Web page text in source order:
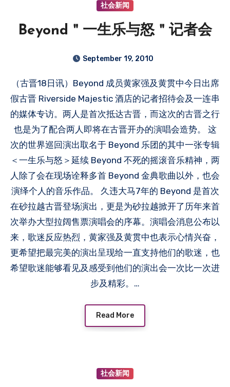
社会新闻
Beyond＂一生乐与怒＂记者会
September 19, 2010
（古晋18日讯）Beyond 成员黄家强及黄贯中今日出席
假古晋 Riverside Majestic 酒店的记者招待会及一连串
的媒体专访。两人是首次抵达古晋，而这次的古晋之行
也是为了配合两人即将在古晋开办的演唱会造势。 这
次的世界巡回演出取名于 Beyond 乐团的其中一张专辑
＜一生乐与怒＞延续 Beyond 不死的摇滚音乐精神，两
人除了会在现场诠释多首 Beyond 金典歌曲以外，也会
演绎个人的音乐作品。 久违大马7年的 Beyond 是首次
在砂拉越古晋登场演出，更是为砂拉越掀开了历年来首
次举办大型拉阔售票演唱会的序幕。演唱会消息公布以
来，歌迷反应热烈，黄家强及黄贯中也表示心情兴奋，
更希望把最完美的演出呈现给一直支持他们的歌迷，也
希望歌迷能够看见及感受到他们的演出会一次比一次进
步及精彩。…
Read More
社会新闻